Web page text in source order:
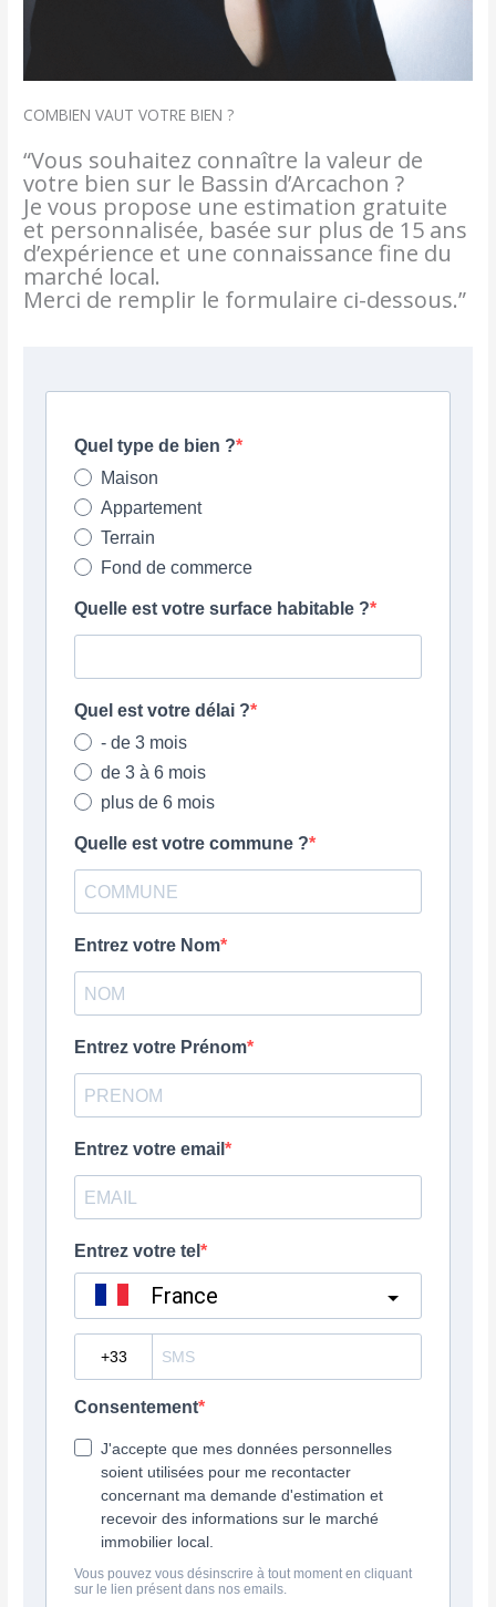
COMBIEN VAUT VOTRE BIEN ?
“Vous souhaitez connaître la valeur de
votre bien sur le Bassin d’Arcachon ?
Je vous propose une estimation gratuite
et personnalisée, basée sur plus de 15 ans
d’expérience et une connaissance fine du
marché local.
Merci de remplir le formulaire ci-dessous.”